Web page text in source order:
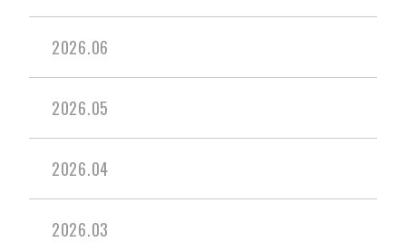
2026.06
2026.05
2026.04
2026.03